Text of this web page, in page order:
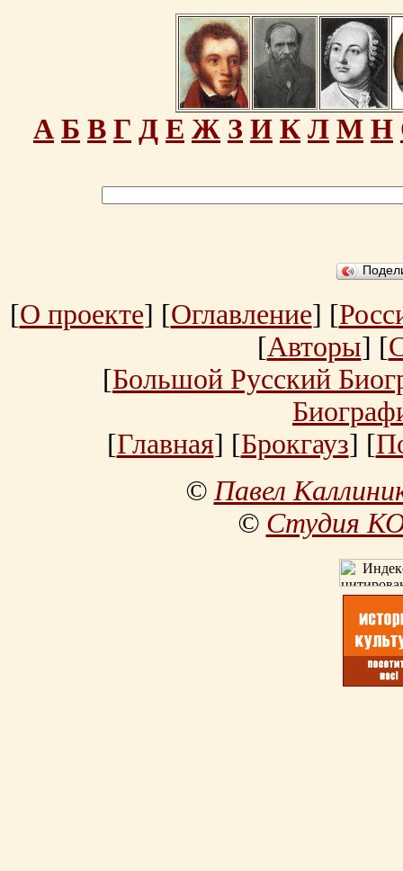
А Б В Г Д Е Ж З И К Л М Н
[О проекте] [Оглавление] [
[Авторы] [
[Большой Русский
[Главная] [Брокгауз] [
©Павел
© Студия